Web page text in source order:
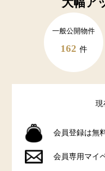
一般公開物件
162 件
現
会員登録は無
会員専用マイ